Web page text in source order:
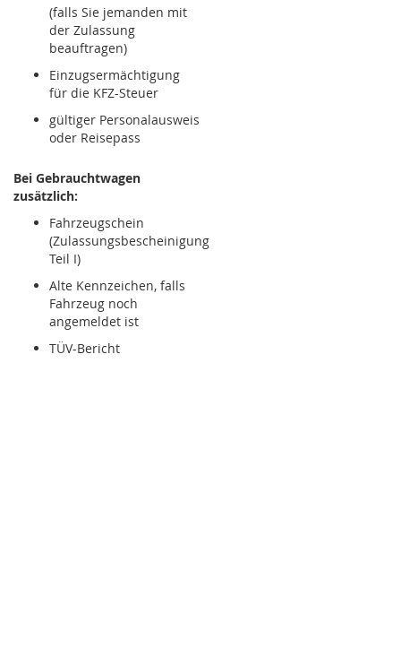
(falls Sie jemanden mit
der Zulassung
beauftragen)
Einzugsermächtigung
für die KFZ-Steuer
gültiger Personalausweis
oder Reisepass
Bei Gebrauchtwagen
zusätzlich:
Fahrzeugschein
(Zulassungsbescheinigung
Teil I)
Alte Kennzeichen, falls
Fahrzeug noch
angemeldet ist
TÜV-Bericht